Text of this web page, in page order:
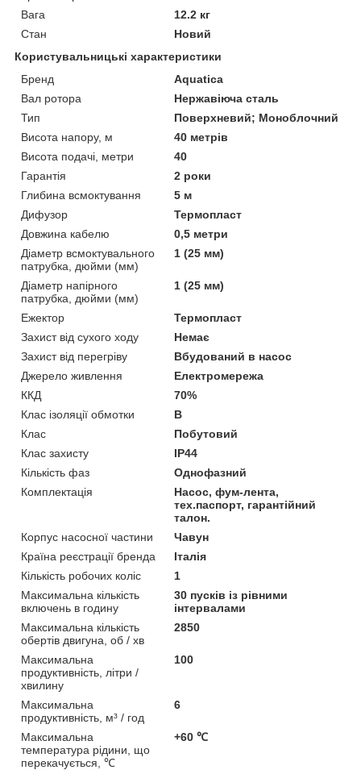
Вага
12.2 кг
Стан
Новий
Користувальницькі характеристики
Бренд
Aquatica
Вал ротора
Нержавіюча сталь
Тип
Поверхневий; Моноблочний
Висота напору, м
40 метрів
Висота подачі, метри
40
Гарантія
2 роки
Глибина всмоктування
5 м
Дифузор
Термопласт
Довжина кабелю
0,5 метри
Діаметр всмоктувального
патрубка, дюйми (мм)
1 (25 мм)
Діаметр напірного
патрубка, дюйми (мм)
1 (25 мм)
Ежектор
Термопласт
Захист від сухого ходу
Немає
Захист від перегріву
Вбудований в насос
Джерело живлення
Електромережа
ККД
70%
Клас ізоляції обмотки
B
Клас
Побутовий
Клас захисту
IP44
Кількість фаз
Однофазний
Комплектація
Насос, фум-лента,
тех.паспорт, гарантійний
талон.
Корпус насосної частини
Чавун
Країна реєстрації бренда
Італія
Кількість робочих коліс
1
Максимальна кількість
включень в годину
30 пусків із рівними
інтервалами
Максимальна кількість
обертів двигуна, об / хв
2850
Максимальна
продуктивність, літри /
хвилину
100
Максимальна
продуктивність, м³ / год
6
Максимальна
температура рідини, що
перекачується, ℃
+60 ℃